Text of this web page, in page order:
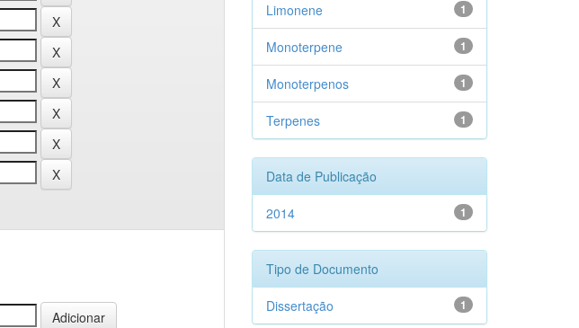
1
Limonene
1
Monoterpene
1
Monoterpenos
1
Terpenes
Data de Publicação
1
2014
Tipo de Documento
1
Dissertação